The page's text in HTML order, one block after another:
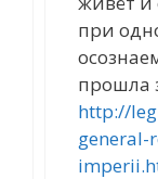
при
прошла
http://
general-